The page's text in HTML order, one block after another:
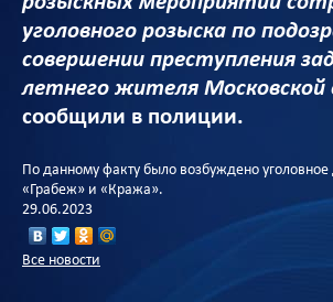
уголовного розыска по
совершении преступления
летнего жителя Московской
сообщили в полиции.
По данному факту было возбуждено уголовное
«Грабеж» и «Кража».
29.06.2023
Все новости